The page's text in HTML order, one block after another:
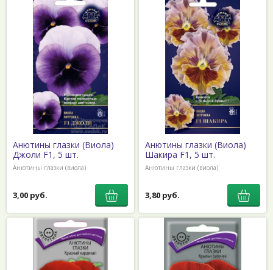
Анютины глазки (Виола)
Джоли F1, 5 шт.
Анютины глазки (виола)
3,00 руб.
Анютины глазки (Виола)
Шакира F1, 5 шт.
Анютины глазки (виола)
3,80 руб.